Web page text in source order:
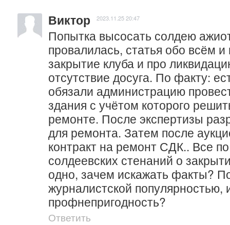
Виктор 2023.11.25 20:47
Попытка высосать солдею
провалилась, статья обо всём
закрытие клуба и про
отсутствие досуга. По факту:
обязали администрацию
здания с учётом которого
ремонте. После экспертизы
для ремонта. Затем после
контракт на ремонт СДК.. Все
солдеевских стенаний о
одно, зачем искажать факты?
журналистской популярностью,
профнепригодность?
Ответить